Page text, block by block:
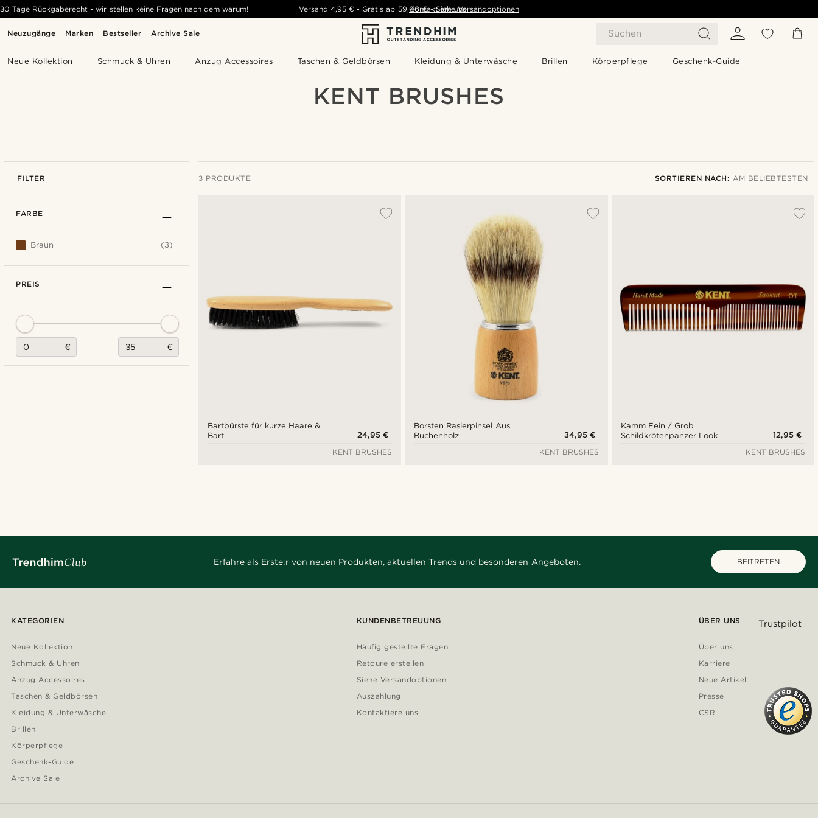
Neuzugänge Marken Bestseller Archive Sale Suchen
Neue Kollektion Schmuck & Uhren Anzug Accessoires Taschen & Geldbörsen Kleidung & Unterwäsche Brillen Körperpflege Geschenk-Guide
30 Tage Rückgaberecht - wir stellen keine Fragen nach dem warum! Versand 4,95 € -Gratis ab 59,00 € - Siehe Versandoptionen
Kontaktiere uns
KENT BRUSHES
FILTER 3 PRODUKTE SORTIEREN NACH: AM BELIEBTESTEN
Bartbürste für kurze Haare &
Bart
24,95 €
KENT BRUSHES
Borsten Rasierpinsel Aus
Buchenholz
34,95 €
KENT BRUSHES
Kamm Fein / Grob
Schildkrötenpanzer Look
12,95 €
KENT BRUSHES
FARBE
Braun (3)
PREIS
€ €
Erfahre als Erste:r von neuen Produkten, aktuellen Trends und besonderen Angeboten. BEITRETEN
KATEGORIEN
Neue Kollektion
Schmuck & Uhren
Anzug Accessoires
Taschen & Geldbörsen
Kleidung & Unterwäsche
Brillen
Körperpflege
Geschenk-Guide
Archive Sale
KUNDENBETREUUNG
Häufig gestellte Fragen
Retoure erstellen
Siehe Versandoptionen
Auszahlung
Kontaktiere uns
ÜBER UNS
Über uns
Karriere
Neue Artikel
Presse
CSR
Trustpilot